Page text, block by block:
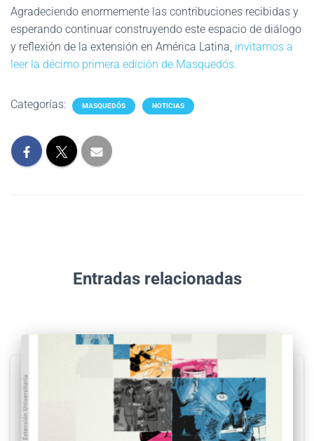
Agradeciendo enormemente las contribuciones recibidas y
esperando continuar construyendo este espacio de diálogo
y reflexión de la extensión en América Latina, invitamos a
leer la décimo primera edición de Masquedós.
Categorías: MASQUEDÓS NOTICIAS
Entradas relacionadas